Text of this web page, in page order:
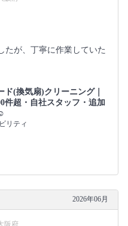
たが、丁寧に作業していた
ド(換気扇)クリーニング｜
件超・自社スタッフ・追加
リティ
2026年06月
阪府